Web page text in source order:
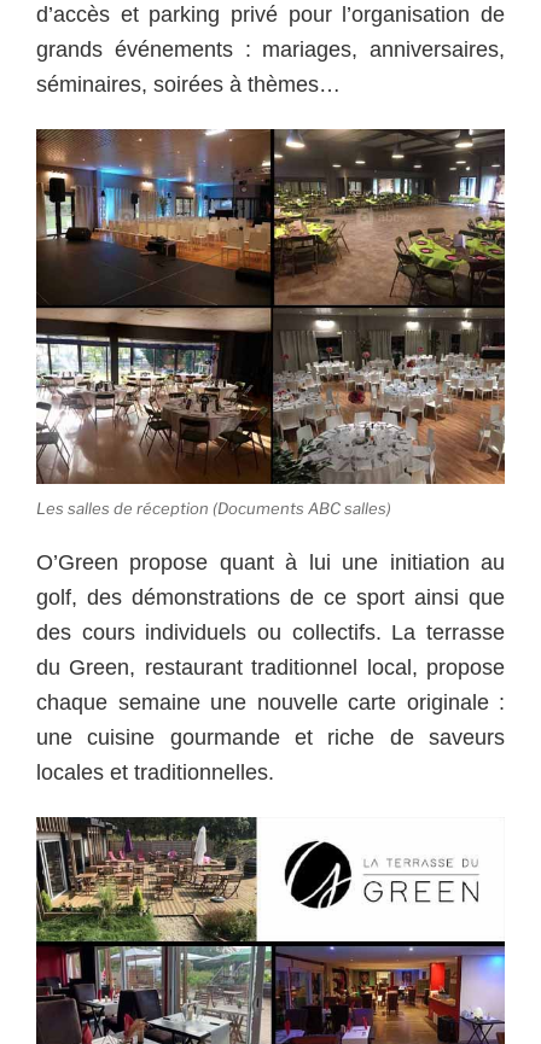
d’accès et parking privé pour l’organisation de
grands événements : mariages, anniversaires,
séminaires, soirées à thèmes…
Les salles de réception (Documents ABC salles)
O’Green propose quant à lui une initiation au
golf, des démonstrations de ce sport ainsi que
des cours individuels ou collectifs. La terrasse
du Green, restaurant traditionnel local, propose
chaque semaine une nouvelle carte originale :
une cuisine gourmande et riche de saveurs
locales et traditionnelles.